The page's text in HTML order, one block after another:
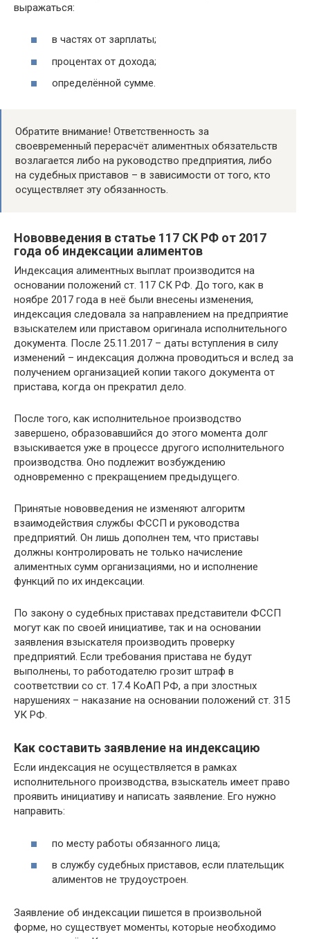
выражаться:
в частях от зарплаты;
процентах от дохода;
определённой сумме.
Обратите внимание! Ответственность за
своевременный перерасчёт алиментных обязательств
возлагается либо на руководство предприятия, либо
на судебных приставов – в зависимости от того, кто
осуществляет эту обязанность.
Нововведения в статье 117 СК РФ от 2017
года об индексации алиментов
Индексация алиментных выплат производится на
основании положений ст. 117 СК РФ. До того, как в
ноябре 2017 года в неё были внесены изменения,
индексация следовала за направлением на предприятие
взыскателем или приставом оригинала исполнительного
документа. После 25.11.2017 – даты вступления в силу
изменений – индексация должна проводиться и вслед за
получением организацией копии такого документа от
пристава, когда он прекратил дело.
После того, как исполнительное производство
завершено, образовавшийся до этого момента долг
взыскивается уже в процессе другого исполнительного
производства. Оно подлежит возбуждению
одновременно с прекращением предыдущего.
Принятые нововведения не изменяют алгоритм
взаимодействия службы ФССП и руководства
предприятий. Он лишь дополнен тем, что приставы
должны контролировать не только начисление
алиментных сумм организациями, но и исполнение
функций по их индексации.
По закону о судебных приставах представители ФССП
могут как по своей инициативе, так и на основании
заявления взыскателя производить проверку
предприятий. Если требования пристава не будут
выполнены, то работодателю грозит штраф в
соответствии со ст. 17.4 КоАП РФ, а при злостных
нарушениях – наказание на основании положений ст. 315
УК РФ.
Как составить заявление на индексацию
Если индексация не осуществляется в рамках
исполнительного производства, взыскатель имеет право
проявить инициативу и написать заявление. Его нужно
направить:
по месту работы обязанного лица;
в службу судебных приставов, если плательщик
алиментов не трудоустроен.
Заявление об индексации пишется в произвольной
форме, но существует моменты, которые необходимо